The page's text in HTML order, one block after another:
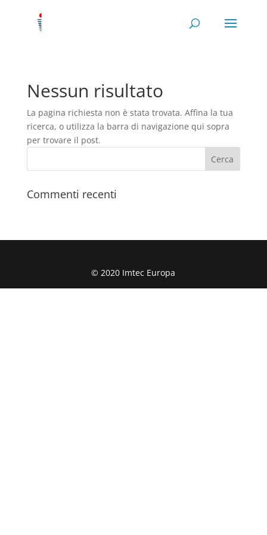
Nessun risultato
La pagina richiesta non è stata trovata. Affina la tua
ricerca, o utilizza la barra di navigazione qui sopra
per trovare il post.
Commenti recenti
© 2020 Imtec Europa